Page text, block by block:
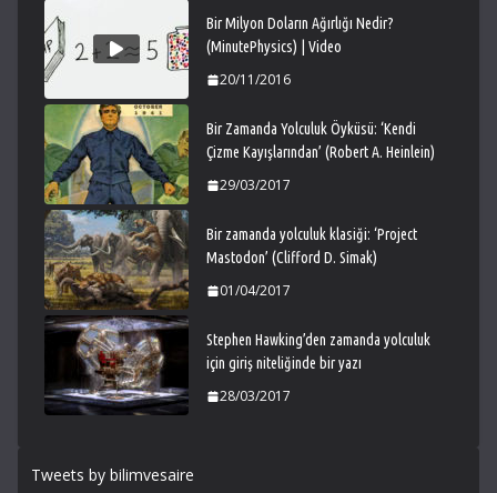
Bir Milyon Doların Ağırlığı Nedir?
(MinutePhysics) | Video
20/11/2016
Bir Zamanda Yolculuk Öyküsü: ‘Kendi
Çizme Kayışlarından’ (Robert A. Heinlein)
29/03/2017
Bir zamanda yolculuk klasiği: ‘Project
Mastodon’ (Clifford D. Simak)
01/04/2017
Stephen Hawking’den zamanda yolculuk
için giriş niteliğinde bir yazı
28/03/2017
Tweets by bilimvesaire